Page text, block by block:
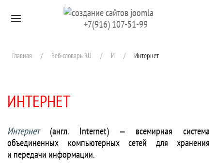
Перейти к содержимому+7(916) 107-51-99
Главная Веб-словарь RU И Интернет
ИНТЕРНЕТ
Интернет(англ. Internet) — всемирная система
объединенных компьютерных сетей для хранения
и передачи информации.